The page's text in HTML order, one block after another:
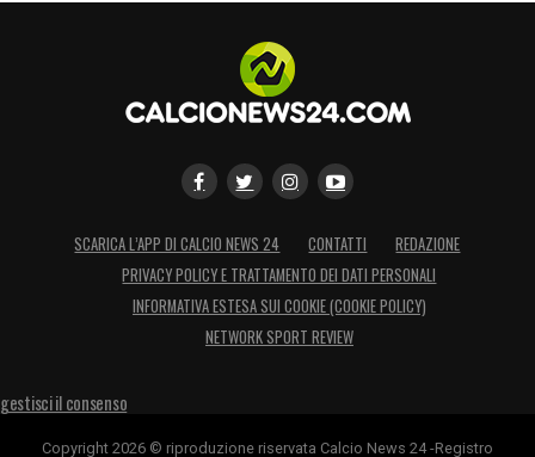
SCARICA L’APP DI CALCIO NEWS 24 CONTATTI
REDAZIONE
PRIVACY POLICY E TRATTAMENTO DEI DATI PERSONALI
INFORMATIVA ESTESA SUI COOKIE (COOKIE POLICY)
NETWORK SPORT REVIEW
gestisci il consenso
Copyright 2026 © riproduzione riservata Calcio News 24 -Registro